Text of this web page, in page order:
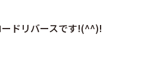
ドリバースです!(^^)!